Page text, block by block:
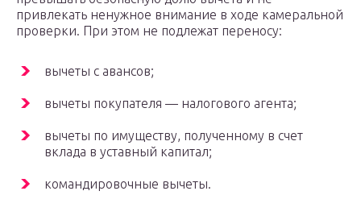
привлекать ненужное внимание в ходе камеральной
проверки. При этом не подлежат переносу:
вычеты с авансов;
вычеты покупателя — налогового агента;
вычеты по имуществу, полученному в счет
вклада в уставный капитал;
командировочные вычеты.